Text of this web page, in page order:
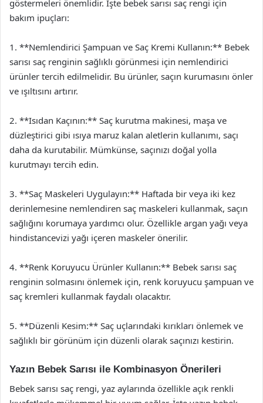
göstermeleri önemlidir. İşte bebek sarısı saç rengi için
bakım ipuçları:
1. **Nemlendirici Şampuan ve Saç Kremi Kullanın:** Bebek
sarısı saç renginin sağlıklı görünmesi için nemlendirici
ürünler tercih edilmelidir. Bu ürünler, saçın kurumasını önler
ve ışıltısını artırır.
2. **Isıdan Kaçının:** Saç kurutma makinesi, maşa ve
düzleştirici gibi ısıya maruz kalan aletlerin kullanımı, saçı
daha da kurutabilir. Mümkünse, saçınızı doğal yolla
kurutmayı tercih edin.
3. **Saç Maskeleri Uygulayın:** Haftada bir veya iki kez
derinlemesine nemlendiren saç maskeleri kullanmak, saçın
sağlığını korumaya yardımcı olur. Özellikle argan yağı veya
hindistancevizi yağı içeren maskeler önerilir.
4. **Renk Koruyucu Ürünler Kullanın:** Bebek sarısı saç
renginin solmasını önlemek için, renk koruyucu şampuan ve
saç kremleri kullanmak faydalı olacaktır.
5. **Düzenli Kesim:** Saç uçlarındaki kırıkları önlemek ve
sağlıklı bir görünüm için düzenli olarak saçınızı kestirin.
Yazın Bebek Sarısı ile Kombinasyon Önerileri
Bebek sarısı saç rengi, yaz aylarında özellikle açık renkli